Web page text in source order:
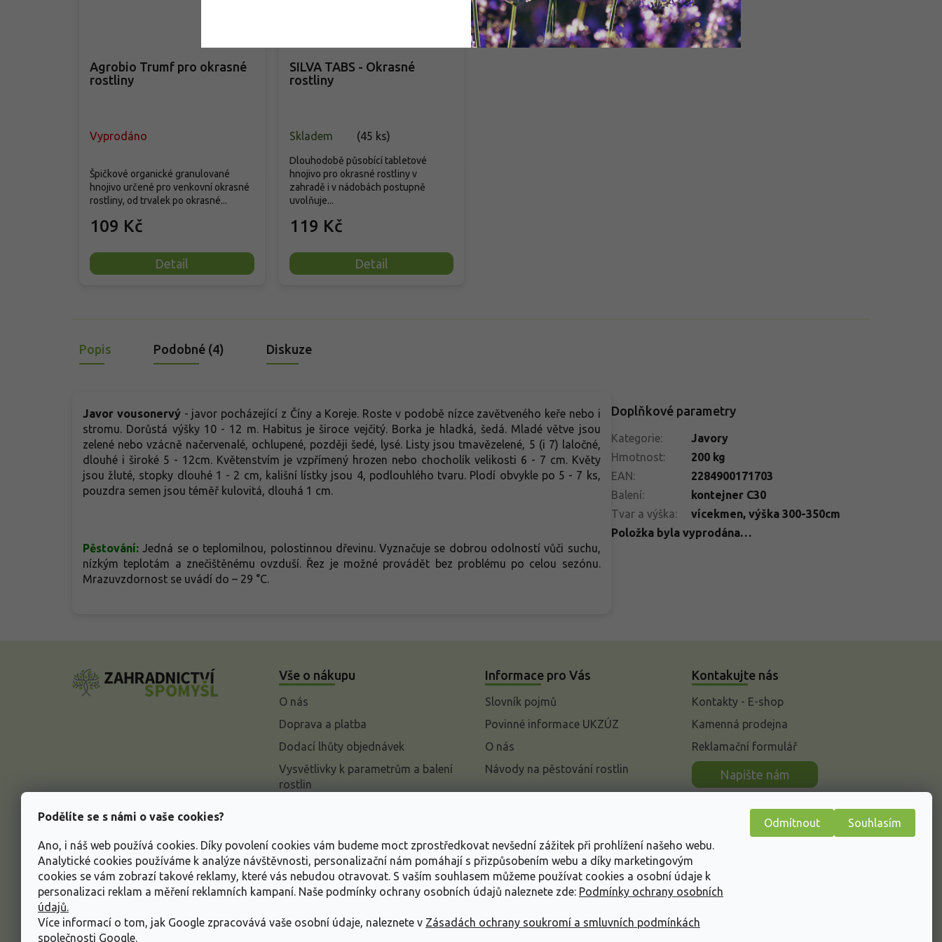
Podělíte se s námi o vaše cookies?
Ano, i náš web používá cookies. Díky povolení cookies vám budeme moct zprostředkovat nevšední zážitek při prohlížení našeho webu.
Analytické cookies používáme k analýze návštěvnosti, personalizační nám pomáhají s přizpůsobením webu a díky marketingovým
cookies se vám zobrazí takové reklamy, které vás nebudou otravovat. S vaším souhlasem můžeme používat cookies a osobní údaje k
personalizaci reklam a měření reklamních kampaní. Naše podmínky ochrany osobních údajů naleznete zde: Podmínky ochrany osobních
údajů.
Více informací o tom, jak Google zpracovává vaše osobní údaje, naleznete v Zásadách ochrany soukromí a smluvních podmínkách
společnosti Google.
Odmítnout Souhlasím
Agrobio Trumf pro okrasné
rostliny
Vyprodáno
109 Kč
Detail
Špičkové organické granulované
hnojivo určené pro venkovní okrasné
rostliny, od trvalek po okrasné...
SILVA TABS - Okrasné
rostliny
Skladem (45 ks)
119 Kč
Detail
Dlouhodobě působící tabletové
hnojivo pro okrasné rostliny v
zahradě i v nádobách postupně
uvolňuje...
Popis Podobné (4) Diskuze
Javor vousonervý- javor pocházející z Číny a Koreje. Roste v podobě nízce zavětveného keře nebo i
stromu. Dorůstá výšky 10 - 12 m. Habitus je široce vejčitý. Borka je hladká, šedá. Mladé větve jsou
zelené nebo vzácně načervenalé, ochlupené, později šedé, lysé. Listy jsou tmavězelené, 5 (i 7) laločné,
dlouhé i široké 5 - 12cm. Květenstvím je vzpřímený hrozen nebo chocholík velikosti 6 - 7 cm. Květy
jsou žluté, stopky dlouhé 1 - 2 cm, kališní lístky jsou 4, podlouhlého tvaru. Plodí obvykle po 5 - 7 ks,
pouzdra semen jsou téměř kulovitá, dlouhá 1 cm.
Pěstování: Jedná se o teplomilnou, polostinnou dřevinu. Vyznačuje se dobrou odolností vůči suchu,
nízkým teplotám a znečištěnému ovzduší. Řez je možné provádět bez problému po celou sezónu.
Mrazuvzdornost se uvádí do – 29 °C.
Doplňkové parametry
Kategorie:
Javory
Hmotnost:
200 kg
EAN:
2284900171703
Balení:
kontejner C30
Tvar a výška:
vícekmen, výška 300-350cm
Položka byla vyprodána…
Vše o nákupu
O nás
Doprava a platba
Dodací lhůty objednávek
Vysvětlivky k parametrům a balení
rostlin
Informace o ochraně osobních
údajů
Obchodní podmínky
Informace pro Vás
Slovník pojmů
Povinné informace UKZÚZ
O nás
Návody na pěstování rostlin
Kontakujte nás
Kontakty - E-shop
Kamenná prodejna
Reklamační formulář
Napište nám